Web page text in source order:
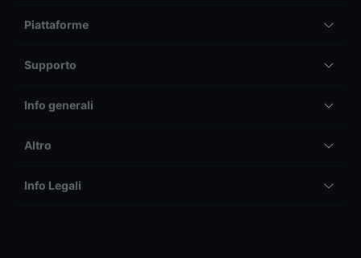
Piattaforme
Supporto
Info generali
Altro
Info Legali